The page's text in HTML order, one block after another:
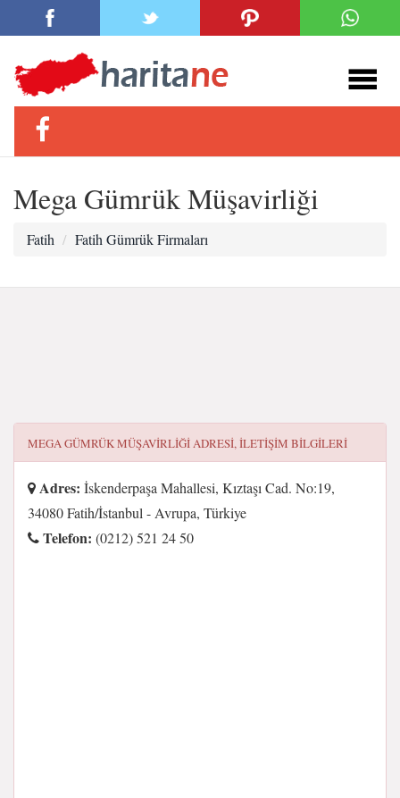
Mega Gümrük Müşavirliği
Fatih Fatih Gümrük Firmaları
MEGA GÜMRÜK MÜŞAVIRLIĞIADRESI, ILETIŞIM BILGILERI
Adres: İskenderpaşa Mahallesi, Kıztaşı Cad. No:19,
34080 Fatih/İstanbul - Avrupa, Türkiye
Telefon: (0212) 521 24 50